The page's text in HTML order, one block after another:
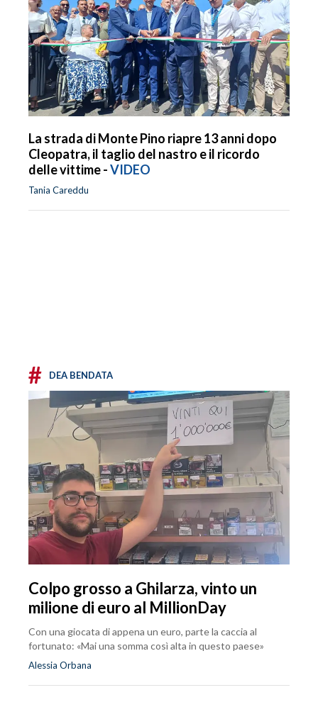
La strada di Monte Pino riapre 13 anni dopo
Cleopatra, il taglio del nastro e il ricordo
delle vittime -VIDEO
Tania Careddu
# DEA BENDATA
Colpo grosso a Ghilarza, vinto un
milione di euro al MillionDay
Con una giocata di appena un euro, parte la caccia al
fortunato: «Mai una somma così alta in questo paese»
Alessia Orbana